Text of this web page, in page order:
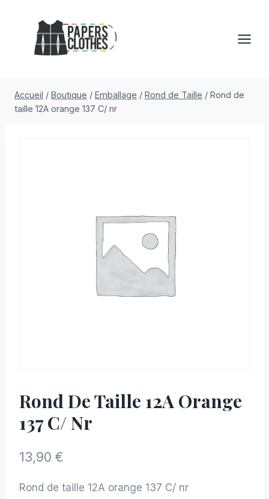
contenu
Accueil / Boutique / Emballage / Rond de Taille / Rond de
taille 12A orange 137 C/ nr
Rond De Taille 12A Orange
137 C/ Nr
13,90 €
Rond de taille 12A orange 137 C/ nr